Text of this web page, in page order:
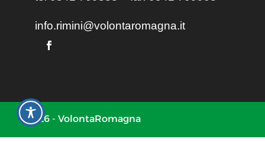
info.rimini@volontaromagna.it
2026 - VolontaRomagna